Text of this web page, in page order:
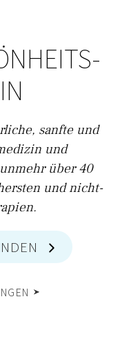
sanfte und
und
über 40
und nicht-